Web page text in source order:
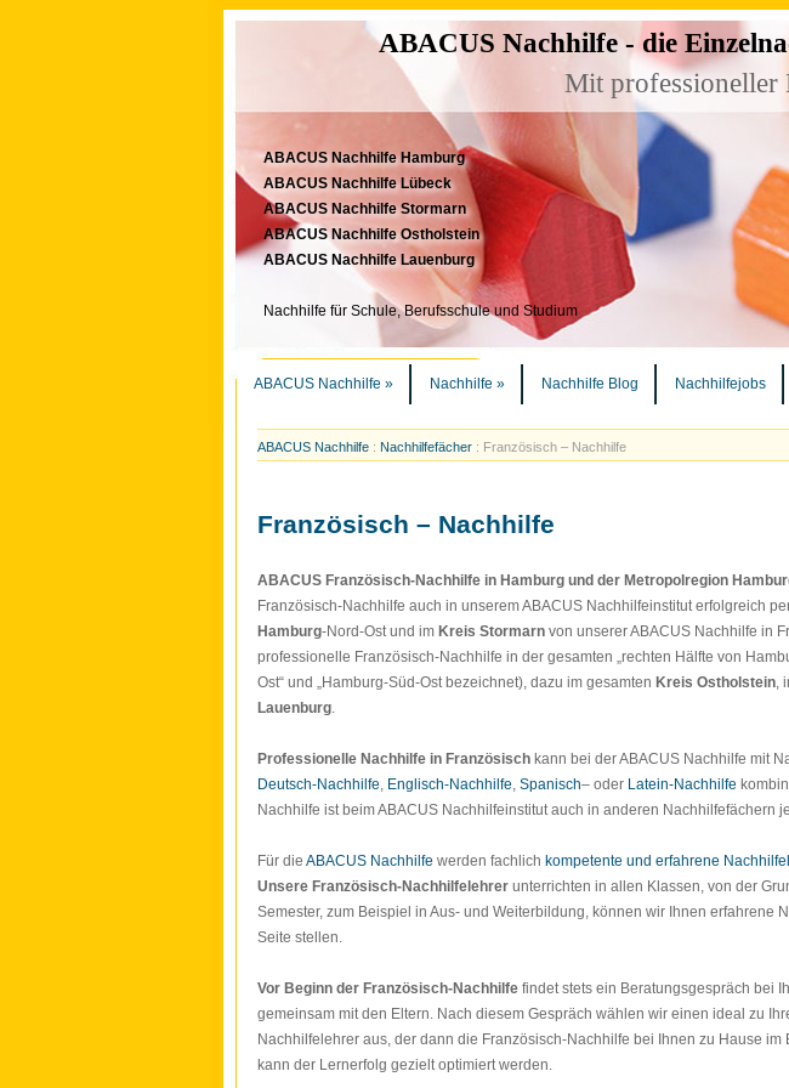
ABACUS Nachhilfe - die
Mit professioneller
ABACUS Nachhilfe Hamburg
ABACUS Nachhilfe Lübeck
ABACUS Nachhilfe Stormarn
ABACUS Nachhilfe Ostholstein
ABACUS Nachhilfe Lauenburg
Nachhilfe für Schule, Berufsschule und Studium
ABACUS Nachhilfe » Nachhilfe » Nachhilfe Blog Nachhilfejobs
ABACUS Nachhilfe : Nachhilfefächer : Französisch – Nachhilfe
Französisch – Nachhilfe
ABACUS Französisch-Nachhilfe in Hamburg und der Metropolregion
Französisch-Nachhilfe auch in unserem ABACUS Nachhilfeinstitut erfolgreich
Hamburg-Nord-Ost und im Kreis Stormarn von unserer ABACUS Nachhilfe in
professionelle Französisch-Nachhilfe in der gesamten „rechten Hälfte von
Ost“ und „Hamburg-Süd-Ost bezeichnet), dazu im gesamten Kreis Ostholstein,
Lauenburg.
Professionelle Nachhilfe in Französisch kann bei der ABACUS Nachhilfe mit
Deutsch-Nachhilfe, Englisch-Nachhilfe, Spanisch– oder Latein-Nachhilfe
Nachhilfe ist beim ABACUS Nachhilfeinstitut auch in anderen Nachhilfefächern
Für die ABACUS Nachhilfe werden fachlich kompetente und erfahrene
Unsere Französisch-Nachhilfelehrer unterrichten in allen Klassen, von der
Semester, zum Beispiel in Aus- und Weiterbildung, können wir Ihnen erfahrene
Seite stellen.
Vor Beginn der Französisch-Nachhilfe findet stets ein Beratungsgespräch bei
gemeinsam mit den Eltern. Nach diesem Gespräch wählen wir einen ideal zu
Nachhilfelehrer aus, der dann die Französisch-Nachhilfe bei Ihnen zu Hause
kann der Lernerfolg gezielt optimiert werden.